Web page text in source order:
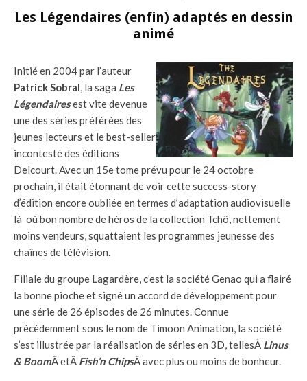
Les Légendaires (enfin) adaptés en dessin
animé
Initié en 2004 par l’auteur
Patrick Sobral, la saga Les
Légendairesest vite devenue
une des séries préférées des
jeunes lecteurs et le best-seller
incontesté des éditions
Delcourt. Avec un 15e tome prévu pour le 24 octobre
prochain, il était étonnant de voir cette success-story
d’édition encore oubliée en termes d’adaptation audiovisuelle
là où bon nombre de héros de la collection Tchô, nettement
moins vendeurs, squattaient les programmes jeunesse des
chaînes de télévision.
Filiale du groupe Lagardère, c’est la société Genao qui a flairé
la bonne pioche et signé un accord de développement pour
une série de 26 épisodes de 26 minutes. Connue
précédemment sous le nom de Timoon Animation, la société
s’est illustrée par la réalisation de séries en 3D, tellesÂ Linus
& BoomÂ etÂ Fish’n ChipsÂ avec plus ou moins de bonheur.